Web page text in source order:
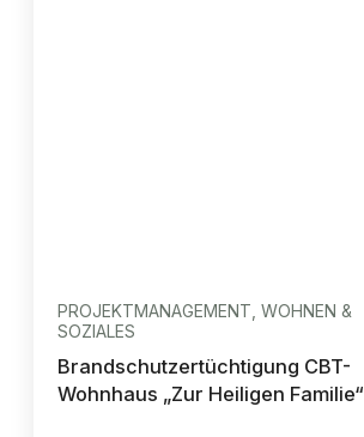
PROJEKTMANAGEMENT, WOHNEN &
SOZIALES
Brandschutzertüchtigung CBT-
Wohnhaus „Zur Heiligen Familie“